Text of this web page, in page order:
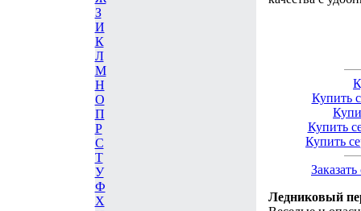
З
И
К
Л
М
Н
О
П
Р
С
Т
У
Ф
Х
Купить
Купить
Купить
Ледниковый